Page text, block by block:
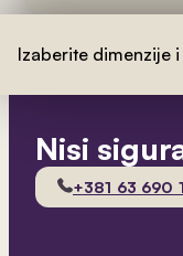
Izaberite dimenzije
Nisi
+381 63 690